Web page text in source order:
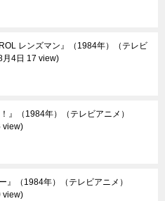
レンズマン』（1984年）（テレビ
月4日 17 view
』（1984年）（テレビアニメ）
view
』（1984年）（テレビアニメ）
view